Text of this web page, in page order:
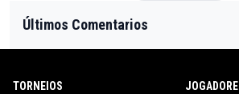
Últimos Comentarios
TORNEIOS